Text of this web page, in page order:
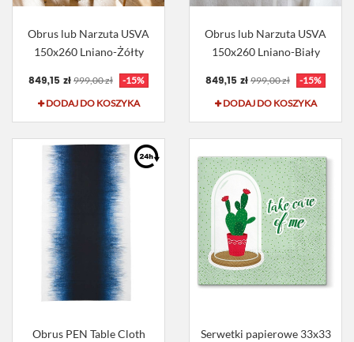
Obrus lub Narzuta USVA
150x260 Lniano-Żółty
849,15 zł 999,00 zł
-15%
DODAJ DO KOSZYKA
Obrus lub Narzuta USVA
150x260 Lniano-Biały
849,15 zł 999,00 zł
-15%
DODAJ DO KOSZYKA
Obrus PEN Table Cloth
Serwetki papierowe 33x33